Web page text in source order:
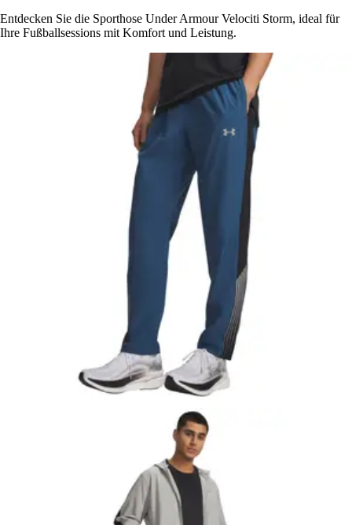
Entdecken Sie die Sporthose Under Armour Velociti Storm, ideal für
Ihre Fußballsessions mit Komfort und Leistung.